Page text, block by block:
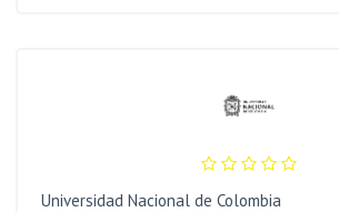
Universidad Nacional de Colombia